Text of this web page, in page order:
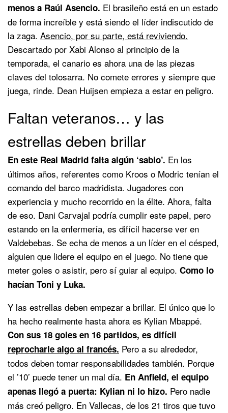
menos a Raúl Asencio. El brasileño está en un estado
de forma increíble y está siendo el líder indiscutido de
la zaga. Asencio, por su parte, está reviviendo.
Descartado por Xabi Alonso al principio de la
temporada, el canario es ahora una de las piezas
claves del tolosarra. No comete errores y siempre que
juega, rinde. Dean Huijsen empieza a estar en peligro.
Faltan veteranos… y las
estrellas deben brillar
En este Real Madrid falta algún ‘sabio’. En los
últimos años, referentes como Kroos o Modric tenían el
comando del barco madridista. Jugadores con
experiencia y mucho recorrido en la élite. Ahora, falta
de eso. Dani Carvajal podría cumplir este papel, pero
estando en la enfermería, es difícil hacerse ver en
Valdebebas. Se echa de menos a un líder en el césped,
alguien que lidere el equipo en el juego. No tiene que
meter goles o asistir, pero sí guiar al equipo. Como lo
hacían Toni y Luka.
Y las estrellas deben empezar a brillar. El único que lo
ha hecho realmente hasta ahora es Kylian Mbappé.
Con sus 18 goles en 16 partidos, es difícil
reprocharle algo al francés. Pero a su alrededor,
todos deben tomar responsabilidades también. Porque
el ’10’ puede tener un mal día. En Anfield, el equipo
apenas llegó a puerta: Kylian ni lo hizo. Pero nadie
más creó peligro. En Vallecas, de los 21 tiros que tuvo